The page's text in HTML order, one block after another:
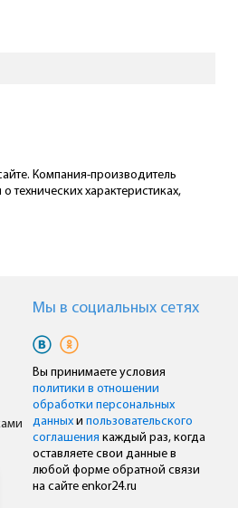
Компания-производитель
характеристиках,
Мы в cоциальных сетях
Вы принимаете условия
политики в отношении
обработки персональных
данных ипользовательского
соглашения каждый раз, когда
оставляете свои данные в
любой форме обратной связи
на сайте enkor24.ru